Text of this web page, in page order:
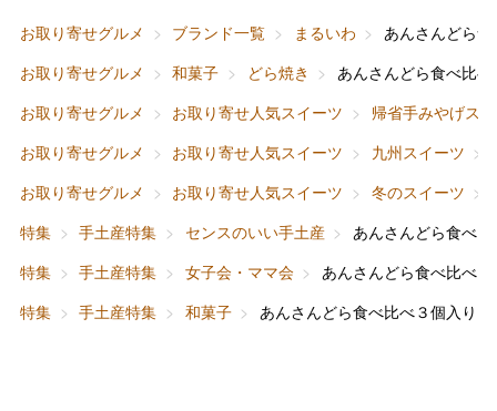
お取り寄せグルメ ブランド一覧 まるいわ
あんさんどら
お取り寄せグルメ
和菓子 どら焼き
あんさんどら食べ比
お取り寄せグルメ
お取り寄せ人気スイーツ
帰省手みやげス
お取り寄せグルメ
お取り寄せ人気スイーツ 九州スイーツ
お取り寄せグルメ
お取り寄せ人気スイーツ 冬のスイーツ
特集
手土産特集 センスのいい手土産
あんさんどら食べ
特集
手土産特集 女子会・ママ会
あんさんどら食べ比べ
特集
手土産特集 和菓子 あんさんどら食べ比べ３個入り
フード＆スイーツ
ファッション
ホーム＆インテリア
ベビー＆キッズ
出産内祝い
結婚内祝い
お香典返し
快気祝い
ホワイトデー
母の日
父の日
お中元
敬老の日